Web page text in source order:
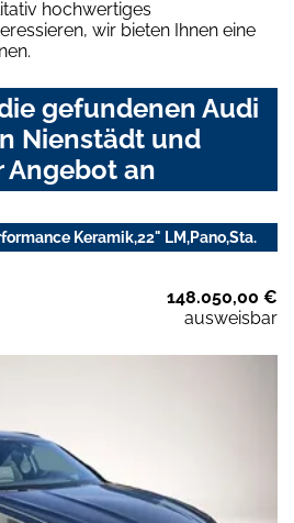
hochwertiges
wir bieten Ihnen eine
gefundenen Audi
Nienstädt und
Angebot an
Keramik,22" LM,Pano,Sta.
148.050,00 €
ausweisbar